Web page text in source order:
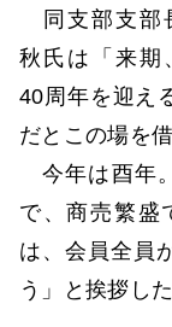
同支部支部
秋氏は「来期
40周年を迎え
だとこの場を
今年は酉年
で、商売繁盛
は、会員全員
う」と挨拶した